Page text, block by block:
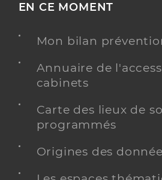
EN CE MOMENT
Mon bilan
Annuaire de
cabinets
Carte des lieux de
programmés
Origines des